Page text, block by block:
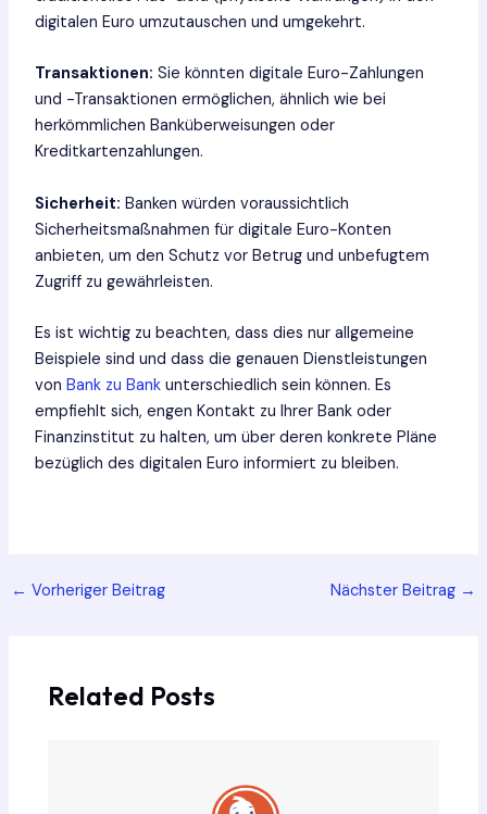
digitalen Euro umzutauschen und umgekehrt.
Transaktionen: Sie könnten digitale Euro-Zahlungen
und -Transaktionen ermöglichen, ähnlich wie bei
herkömmlichen Banküberweisungen oder
Kreditkartenzahlungen.
Sicherheit: Banken würden voraussichtlich
Sicherheitsmaßnahmen für digitale Euro-Konten
anbieten, um den Schutz vor Betrug und unbefugtem
Zugriff zu gewährleisten.
Es ist wichtig zu beachten, dass dies nur allgemeine
Beispiele sind und dass die genauen Dienstleistungen
von Bank zu Bankunterschiedlich sein können. Es
empfiehlt sich, engen Kontakt zu Ihrer Bank oder
Finanzinstitut zu halten, um über deren konkrete Pläne
bezüglich des digitalen Euro informiert zu bleiben.
Post
← Vorheriger Beitrag Nächster Beitrag →
Related Posts